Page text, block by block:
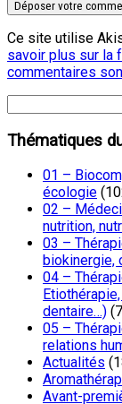
Ce site utilise
savoir plus sur la
commentaires
Thématiques
01 –
écologie
02 –
nutrition,
03 –
biokinergie,
04 –
dentaire…)
05 –
relations
Actualités
Avant-